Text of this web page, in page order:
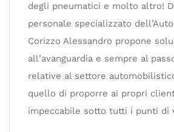
degli pneumatici e molto altro!
personale specializzato
Corizzo Alessandro propone
all’avanguardia e sempre al
relative al settore
quello di proporre ai propri
impeccabile sotto tutti i punti di